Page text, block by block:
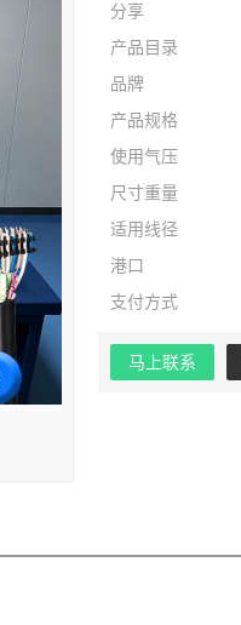
分享
产品目录
品牌
产品规格
使用气压
尺寸重量
适用线径
港口
支付方式
马上联系